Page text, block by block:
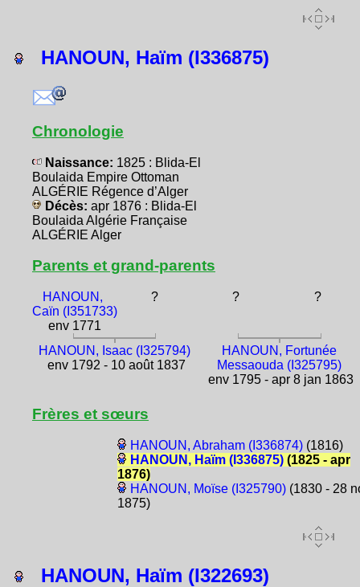
HANOUN, Haïm (I336875)
Chronologie
Naissance: 1825 : Blida-El
Boulaida Empire Ottoman
ALGÉRIE Régence d’Alger
Décès: apr 1876 : Blida-El
Boulaida Algérie Française
ALGÉRIE Alger
Parents et grand-parents
HANOUN,
Caïn (I351733)
env 1771
? ? ?
HANOUN, Isaac (I325794)
env 1792 - 10 août 1837
HANOUN, Fortunée
Messaouda (I325795)
env 1795 - apr 8 jan 1863
Frères et sœurs
HANOUN, Abraham (I336874)(1816)
HANOUN, Haïm (I336875)(1825 - apr
1876)
HANOUN, Moïse (I325790)(1830 - 28
1875)
HANOUN, Haïm (I322693)